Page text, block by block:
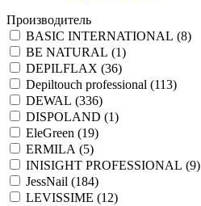
Производитель
BASIC INTERNATIONAL (8)
BE NATURAL (1)
DEPILFLAX (36)
Depiltouch professional (113)
DEWAL (336)
DISPOLAND (1)
EleGreen (19)
ERMILA (5)
INISIGHT PROFESSIONAL (9)
JessNail (184)
LEVISSIME (12)